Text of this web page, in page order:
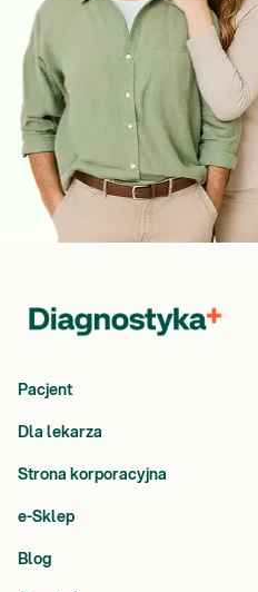
Pacjent
Dla lekarza
Strona korporacyjna
e-Sklep
Blog